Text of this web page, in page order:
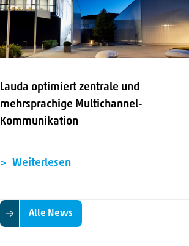
Lauda optimiert zentrale und
mehrsprachige Multichannel-
Kommunikation
Weiterlesen
Alle News